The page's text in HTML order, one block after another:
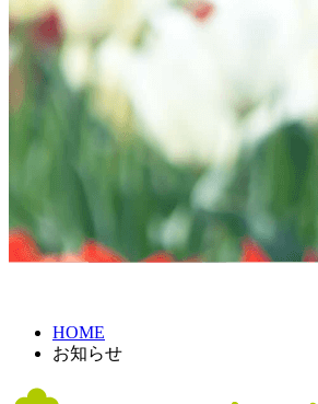
HOME
お知らせ